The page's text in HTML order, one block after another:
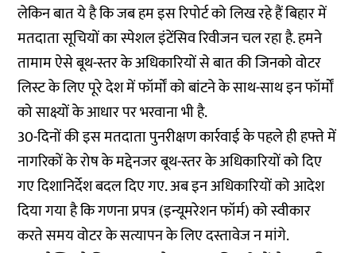
लेकिन बात ये है कि जब हम इस रिपोर्ट को लिख रहे हैं बिहार में
मतदाता सूचियों का स्पेशल इंटेंसिव रिवीजन चल रहा है. हमने
तामाम ऐसे बूथ-स्तर के अधिकारियों से बात की जिनको वोटर
लिस्ट के लिए पूरे देश में फॉर्मों को बांटने के साथ-साथ इन फॉर्मों
को साक्ष्यों के आधार पर भरवाना भी है.
30-दिनों की इस मतदाता पुनरीक्षण कार्रवाई के पहले ही हफ्ते में
नागरिकों के रोष के मद्देनजर बूथ-स्तर के अधिकारियों को दिए
गए दिशानिर्देश बदल दिए गए. अब इन अधिकारियों को आदेश
दिया गया है कि गणना प्रपत्र (इन्यूमरेशन फॉर्म) को स्वीकार
करते समय वोटर के सत्यापन के लिए दस्तावेज न मांगे.